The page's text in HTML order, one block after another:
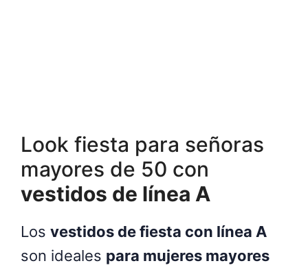
Look fiesta para señoras
mayores de 50 con
vestidos de línea A
Los vestidos de fiesta con línea A
son ideales para mujeres mayores